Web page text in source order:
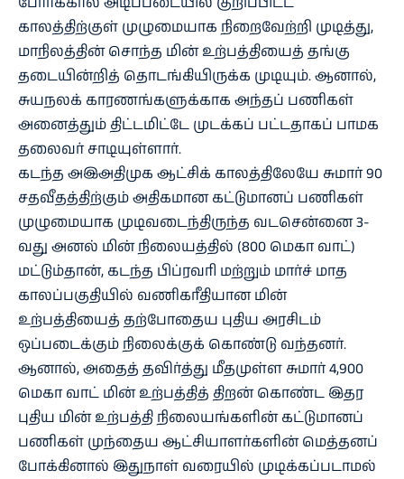
காலத்திற்குள் முழுமையாக நிறைவேற்றி முடித்து,
மாநிலத்தின் சொந்த மின் உற்பத்தியைத் தங்கு
தடையின்றித் தொடங்கியிருக்க முடியும். ஆனால்,
சுயநலக் காரணங்களுக்காக அந்தப் பணிகள்
அனைத்தும் திட்டமிட்டே முடக்கப் பட்டதாகப் பாமக
தலைவர் சாடியுள்ளார்.
கடந்த அஇஅதிமுக ஆட்சிக் காலத்திலேயே சுமார் 90
சதவீதத்திற்கும் அதிகமான கட்டுமானப் பணிகள்
முழுமையாக முடிவடைந்திருந்த வடசென்னை 3-
வது அனல் மின் நிலையத்தில் (800 மெகா வாட்)
மட்டும்தான், கடந்த பிப்ரவரி மற்றும் மார்ச் மாத
காலப்பகுதியில் வணிகரீதியான மின்
உற்பத்தியைத் தற்போதைய புதிய அரசிடம்
ஒப்படைக்கும் நிலைக்குக் கொண்டு வந்தனர்.
ஆனால், அதைத் தவிர்த்து மீதமுள்ள சுமார் 4,900
மெகா வாட் மின் உற்பத்தித் திறன் கொண்ட இதர
புதிய மின் உற்பத்தி நிலையங்களின் கட்டுமானப்
பணிகள் முந்தைய ஆட்சியாளர்களின் மெத்தனப்
போக்கினால் இதுநாள் வரையில் முடிக்கப்படாமல்